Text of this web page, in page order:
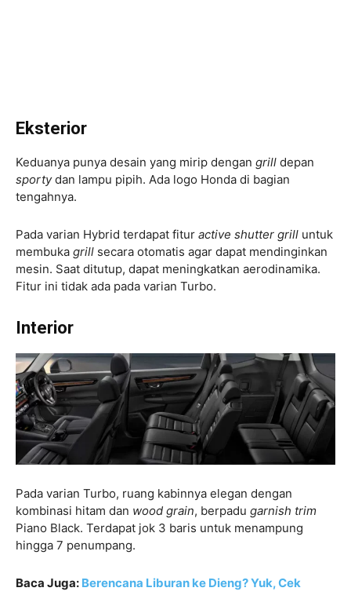
Eksterior
Keduanya punya desain yang mirip dengan grill depan
sportydan lampu pipih. Ada logo Honda di bagian
tengahnya.
Pada varian Hybrid terdapat fitur active shutter grill untuk
membuka grill secara otomatis agar dapat mendinginkan
mesin. Saat ditutup, dapat meningkatkan aerodinamika.
Fitur ini tidak ada pada varian Turbo.
Interior
Pada varian Turbo, ruang kabinnya elegan dengan
kombinasi hitam dan wood grain, berpadu garnish trim
Piano Black. Terdapat jok 3 baris untuk menampung
hingga 7 penumpang.
Baca Juga: Berencana Liburan ke Dieng? Yuk, Cek